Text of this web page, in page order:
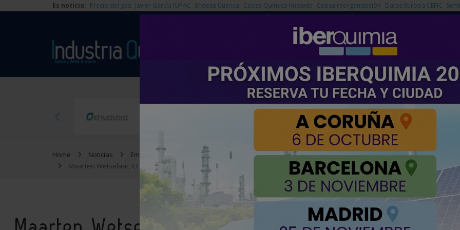
Es noticia: Precio del gas Javier García IUPAC Endesa Cuenca Cepsa Química Knowde Cepsa reorganización Datos Europa CEFIC
NOTICIAS PRODUCTOS
EMPRESAS PREMIUM
Home Noticias
Empresas
Maarten Wetselaar, CEO de Moeve, galardonado con el premio de liderazgo en transición energética 2025